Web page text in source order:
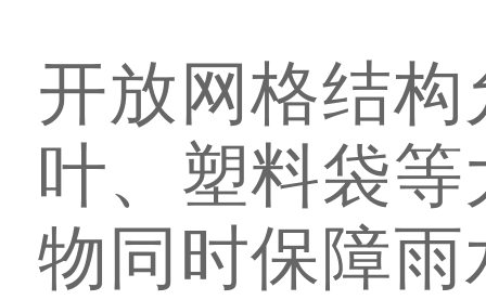
开放网格结
叶、塑料袋
物同时保障